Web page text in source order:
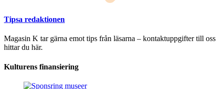
Tipsa redaktionen
Magasin K tar gärna emot tips från läsarna – kontaktuppgifter till oss
hittar du här.
Kulturens finansiering